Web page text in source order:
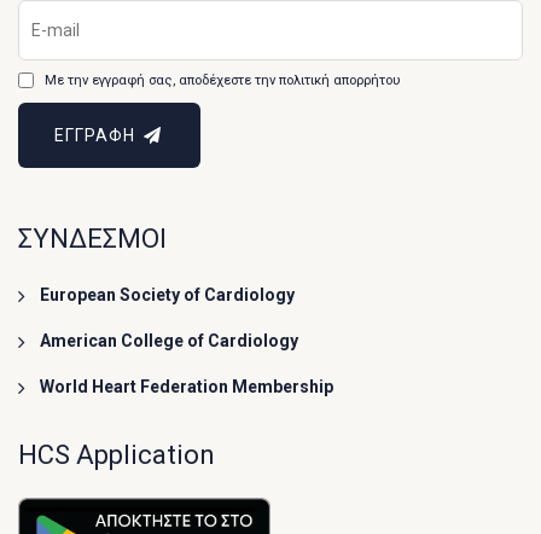
Με την εγγραφή σας, αποδέχεστε την πολιτική απορρήτου
ΕΓΓΡΑΦΗ
ΣΥΝΔΕΣΜΟΙ
European Society of Cardiology
American College of Cardiology
World Heart Federation Membership
HCS Application